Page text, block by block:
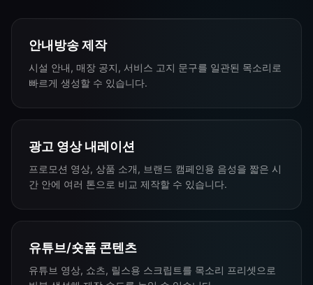
안내방송 제작
시설 안내, 매장 공지, 서비스 고지 문구를 일관된 목소리로
빠르게 생성할 수 있습니다.
광고 영상 내레이션
프로모션 영상, 상품 소개, 브랜드 캠페인용 음성을 짧은 시
간 안에 여러 톤으로 비교 제작할 수 있습니다.
유튜브/숏폼 콘텐츠
유튜브 영상, 쇼츠, 릴스용 스크립트를 목소리 프리셋으로